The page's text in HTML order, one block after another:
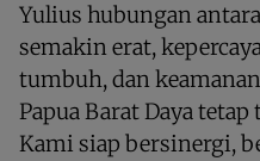
Yulius hubungan
semakin erat,
tumbuh, dan
Papua Barat Daya
Kami siap bersinergi,